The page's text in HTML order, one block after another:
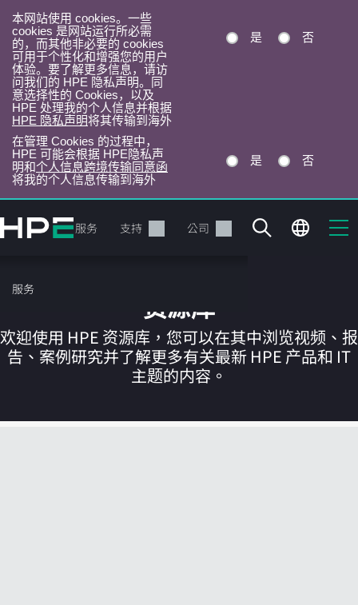
本网站使用 cookies。一些
cookies 是网站运行所必需
的，而其他非必要的 cookies
可用于个性化和增强您的用户
体验。要了解更多信息，请访
问我们的 HPE 隐私声明。同
意选择性的 Cookies，以及
HPE 处理我的个人信息并根据
HPE 隐私声明将其传输到海外
是 否
在管理 Cookies 的过程中，
HPE 可能会根据 HPE隐私声
明和个人信息跨境传输同意函
将我的个人信息传输到海外
是 否
转
到
目
录
产品 服务 支持 公司
服务
您的购物车目前是空的
资源库
欢迎使用 HPE 资源库，您可以在其中浏览视频、报
告、案例研究并了解更多有关最新 HPE 产品和 IT
主题的内容。